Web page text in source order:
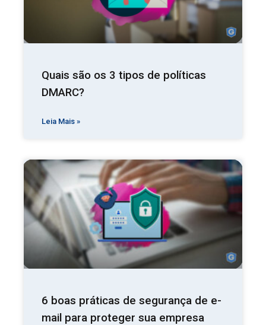
Quais são os 3 tipos de políticas
DMARC?
Leia Mais »
6 boas práticas de segurança de e-
mail para proteger sua empresa